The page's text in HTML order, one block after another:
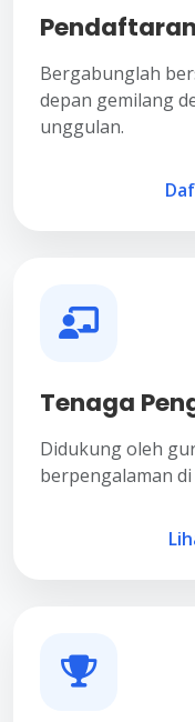
Bergabunglah
depan gemilang
unggulan.
Tenaga
Didukung oleh
berpengalaman